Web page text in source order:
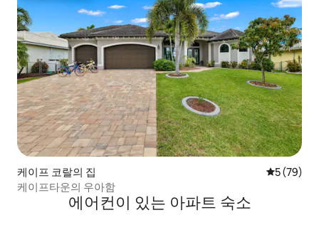
케이프 코랄의 집 평점 5점(5
5 (79)
케이프타운의 우아함
에어컨이 있는 아파트 숙소